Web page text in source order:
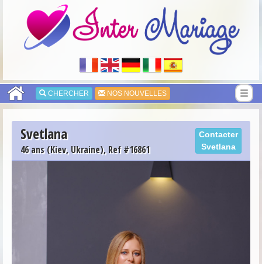
CHERCHER NOS NOUVELLES
Svetlana
46 ans (Kiev, Ukraine), Ref #16861
Contacter
Svetlana